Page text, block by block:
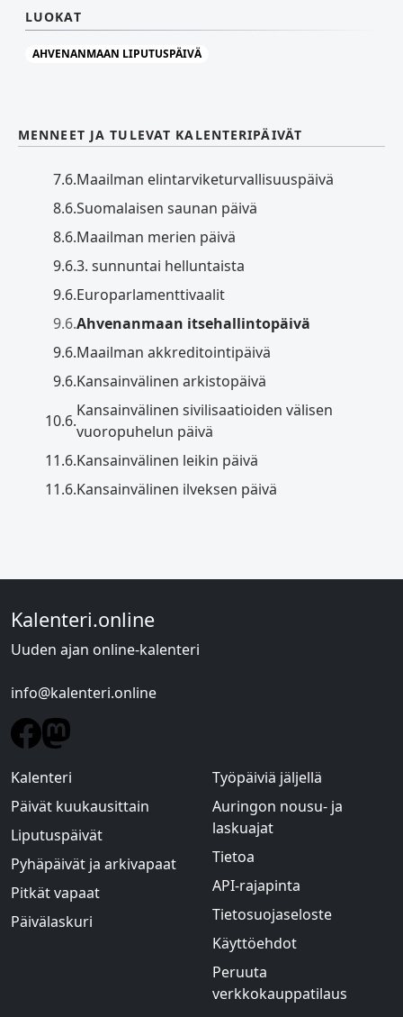
LUOKAT
AHVENANMAAN LIPUTUSPÄIVÄ
MENNEET JA TULEVAT KALENTERIPÄIVÄT
7.6.Maailman elintarviketurvallisuuspäivä
8.6.Suomalaisen saunan päivä
8.6.Maailman merien päivä
9.6.3. sunnuntai helluntaista
9.6.Europarlamenttivaalit
9.6.Ahvenanmaan itsehallintopäivä
9.6.Maailman akkreditointipäivä
9.6.Kansainvälinen arkistopäivä
10.6.
Kansainvälinen sivilisaatioiden välisen
vuoropuhelun päivä
11.6.Kansainvälinen leikin päivä
11.6.Kansainvälinen ilveksen päivä
Kalenteri.online
Uuden ajan online-kalenteri
info@kalenteri.online
Kalenteri
Päivät kuukausittain
Liputuspäivät
Pyhäpäivät ja arkivapaat
Pitkät vapaat
Päivälaskuri
Työpäiviä jäljellä
Auringon nousu- ja
laskuajat
Tietoa
API-rajapinta
Tietosuojaseloste
Käyttöehdot
Peruuta
verkkokauppatilaus